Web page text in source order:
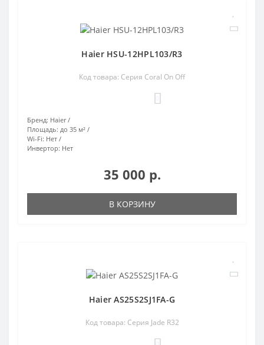
Haier HSU-12HPL103/R3
Код товара: Серия Coral On Off
Бренд: Haier
Площадь: до 35 м²
Wi-Fi: Нет
Инвертор: Нет
35 000 р.
В КОРЗИНУ
Haier AS25S2SJ1FA-G
Код товара: Серия Jade R32